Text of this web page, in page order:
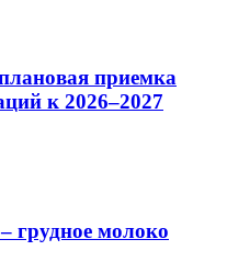
приемка
к 2026–2027
грудное молоко